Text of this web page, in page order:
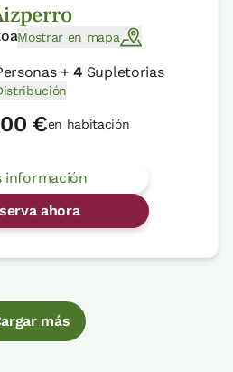
Mostrar en mapa
+4 Supletorias
€en habitación
información
ahora
más